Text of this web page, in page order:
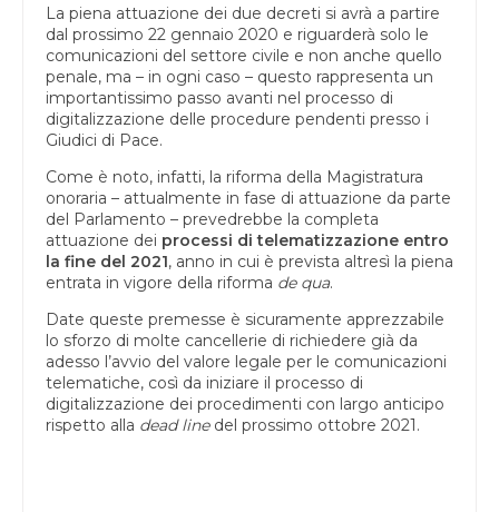
La piena attuazione dei due decreti si avrà a partire
dal prossimo 22 gennaio 2020 e riguarderà solo le
comunicazioni del settore civile e non anche quello
penale, ma – in ogni caso – questo rappresenta un
importantissimo passo avanti nel processo di
digitalizzazione delle procedure pendenti presso i
Giudici di Pace.
Come è noto, infatti, la riforma della Magistratura
onoraria – attualmente in fase di attuazione da parte
del Parlamento – prevedrebbe la completa
attuazione dei processi di telematizzazione entro
la fine del 2021, anno in cui è prevista altresì la piena
entrata in vigore della riforma de qua.
Date queste premesse è sicuramente apprezzabile
lo sforzo di molte cancellerie di richiedere già da
adesso l’avvio del valore legale per le comunicazioni
telematiche, così da iniziare il processo di
digitalizzazione dei procedimenti con largo anticipo
rispetto alla dead linedel prossimo ottobre 2021.